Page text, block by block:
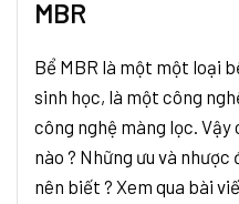
MBR
Bể MBR là một một loại
sinh học, là một công
công nghệ màng lọc.
nào ? Những ưu và
nên biết ? Xem qua bài